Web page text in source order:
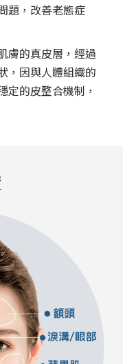
題，改善老態症
膚的真皮層，經過
，因與人體組織的
定的皮整合機制，